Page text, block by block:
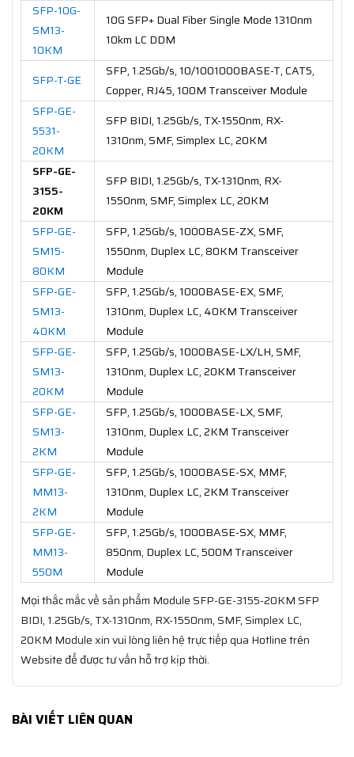
SFP-10G-
SM13-
10KM
10G SFP+ Dual Fiber Single Mode 1310nm
10km LC DDM
SFP-T-GE
SFP, 1.25Gb/s, 10/1001000BASE-T, CAT5,
Copper, RJ45, 100M Transceiver Module
SFP-GE-
5531-
20KM
SFP BIDI, 1.25Gb/s, TX-1550nm, RX-
1310nm, SMF, Simplex LC, 20KM
SFP-GE-
3155-
20KM
SFP BIDI, 1.25Gb/s, TX-1310nm, RX-
1550nm, SMF, Simplex LC, 20KM
SFP-GE-
SM15-
80KM
SFP, 1.25Gb/s, 1000BASE-ZX, SMF,
1550nm, Duplex LC, 80KM Transceiver
Module
SFP-GE-
SM13-
40KM
SFP, 1.25Gb/s, 1000BASE-EX, SMF,
1310nm, Duplex LC, 40KM Transceiver
Module
SFP-GE-
SM13-
20KM
SFP, 1.25Gb/s, 1000BASE-LX/LH, SMF,
1310nm, Duplex LC, 20KM Transceiver
Module
SFP-GE-
SM13-
2KM
SFP, 1.25Gb/s, 1000BASE-LX, SMF,
1310nm, Duplex LC, 2KM Transceiver
Module
SFP-GE-
MM13-
2KM
SFP, 1.25Gb/s, 1000BASE-SX, MMF,
1310nm, Duplex LC, 2KM Transceiver
Module
SFP-GE-
MM13-
550M
SFP, 1.25Gb/s, 1000BASE-SX, MMF,
850nm, Duplex LC, 500M Transceiver
Module
Mọi thắc mắc về sản phẩm Module SFP-GE-3155-20KM SFP
BIDI, 1.25Gb/s, TX-1310nm, RX-1550nm, SMF, Simplex LC,
20KM Module xin vui lòng liên hệ trực tiếp qua Hotline trên
Website để được tư vấn hỗ trợ kịp thời.
BÀI VIẾT LIÊN QUAN